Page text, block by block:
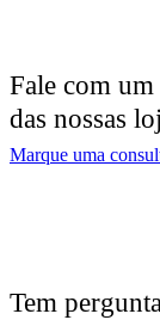
Fale com um
das nossas
Marque uma
Tem